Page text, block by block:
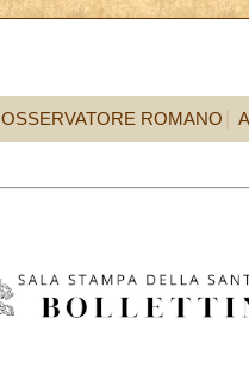
OSSERVATORE ROMANO